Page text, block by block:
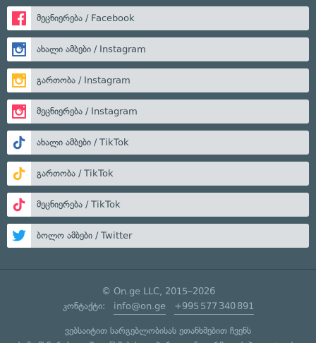
მეცნიერება / Facebook
ახალი ამბები / Instagram
გართობა / Instagram
მეცნიერება / Instagram
ახალი ამბები / TikTok
გართობა / TikTok
მეცნიერება / TikTok
ბოლო ამბები / Twitter
© On.ge LLC, 2015–2026
კონტაქტი: info@on.ge +995 577 340 891
ვებსაიტით სარგებლობისას ეთანხმებით ჩვენს